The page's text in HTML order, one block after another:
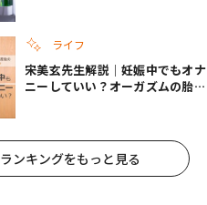
ライフ
宋美玄先生解説｜妊娠中でもオナ
ニーしていい？オーガズムの胎児
ランキングをもっと見る